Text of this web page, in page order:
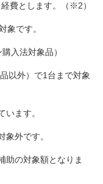
費とします。（※2）
象です。
入法対象品）
以外）で1台まで対象
ます。
象外です。
助の対象額となりま